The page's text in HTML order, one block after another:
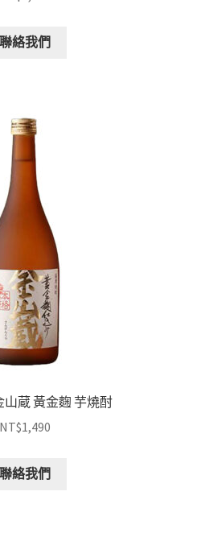
聯絡我們
山蔵 黃金麴 芋燒酎
NT$1,490
聯絡我們